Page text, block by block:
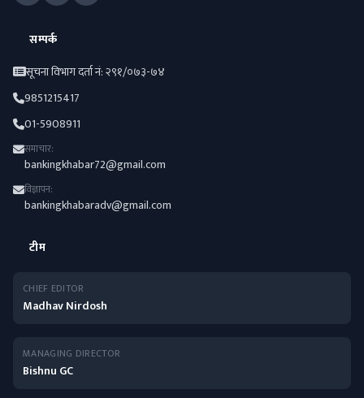
सम्पर्क
सूचना विभाग दर्ता नं: २९१/०७३-७४
9851215417
01-5908911
समाचार:
bankingkhabar72@gmail.com
विज्ञापन:
bankingkhabaradv@gmail.com
टीम
CHIEF EDITOR
Madhav Nirdosh
MANAGING DIRECTOR
Bishnu GC